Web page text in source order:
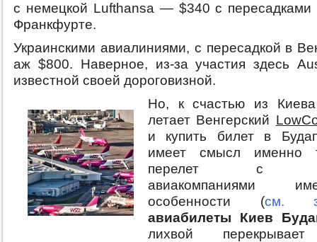
с немецкой Lufthansa — $340 с
Франкфурте.
Украинскими авиалиниями, с пересадкой в
аж $800. Наверное, из-за участия здесь
известной своей дороговизной.
Но, к счастью из
летает Венгерский
и купить билет в
имеет смысл именно
перелет с
авиакомпаниями
особенности (см.
авиабилеты Киев
лихвой